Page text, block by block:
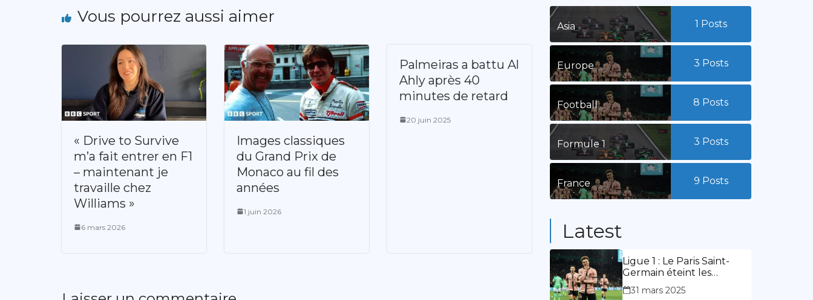
Vous pourrez aussi aimer
« Drive to Survive
m’a fait entrer en F1
– maintenant je
travaille chez
Williams »
6 mars 2026
Images classiques
du Grand Prix de
Monaco au fil des
années
1 juin 2026
Palmeiras a battu Al
Ahly après 40
minutes de retard
20 juin 2025
Asia 1 Posts
Europe 3 Posts
Football 8 Posts
Formule 1 3 Posts
France 9 Posts
Latest
Ligue 1 : Le Paris Saint-
Germain éteint les
lumières du stade
Geoffroy Guichard. Stassin
31 mars 2025